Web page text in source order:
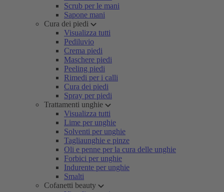
Scrub per le mani
Sapone mani
Cura dei piedi
Visualizza tutti
Pediluvio
Crema piedi
Maschere piedi
Peeling piedi
Rimedi per i calli
Cura dei piedi
Spray per piedi
Trattamenti unghie
Visualizza tutti
Lime per unghie
Solventi per unghie
Tagliaunghie e pinze
Oli e penne per la cura delle unghie
Forbici per unghie
Indurente per unghie
Smalti
Cofanetti beauty